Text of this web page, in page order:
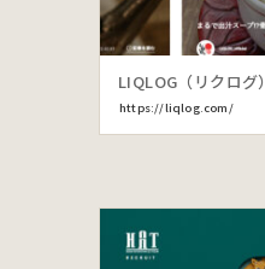
LIQLOG（リクログ）
https://liqlog.com/